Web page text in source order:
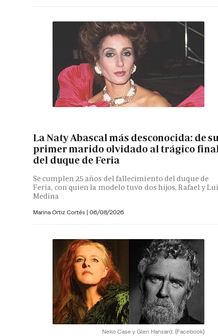
La Naty Abascal más desconocida: de
primer marido olvidado al trágico
del duque de Feria
Se cumplen 25 años del fallecimiento del duque de
Feria, con quien la modelo tuvo dos hijos, Rafael y
Medina
Marina Ortiz Cortés | 06/08/2026
Neko Case y Glen Hansard. (Facebook)